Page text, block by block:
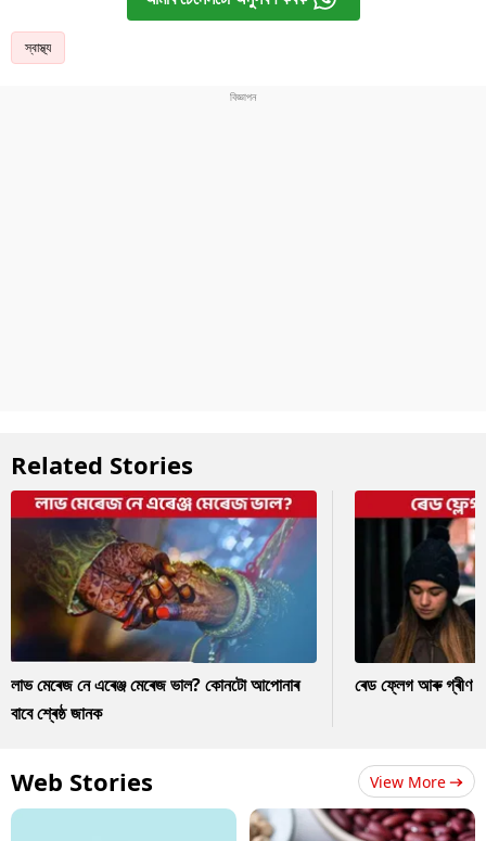
স্বাস্থ্য
Related Stories
লাভ মেৰেজ নে এৰেঞ্জ মেৰেজ ভাল? কোনটো আপোনাৰ
বাবে শ্ৰেষ্ঠ জানক
ৰেড ফ্লেগ আৰু গ্ৰীণ
Web Stories View More